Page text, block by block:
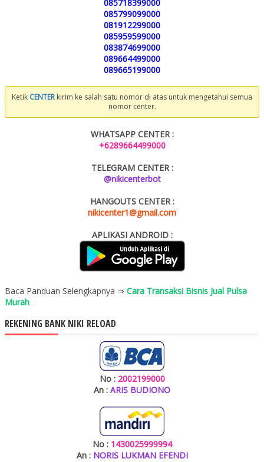
085718399000
085799099000
081912299000
085959599000
083874699000
089664499000
089665199000
Ketik CENTER kirim ke salah satu nomor di atas untuk mengetahui semua
nomor center.
WHATSAPP CENTER :
+6289664499000
TELEGRAM CENTER :
@nikicenterbot
HANGOUTS CENTER :
nikicenter1@gmail.com
APLIKASI ANDROID :
Baca Panduan Selengkapnya ⇒ Cara Transaksi Bisnis Jual Pulsa
Murah
REKENING BANK NIKI RELOAD
No : 2002199000
An : ARIS BUDIONO
No : 1430025999994
An : NORIS LUKMAN EFENDI